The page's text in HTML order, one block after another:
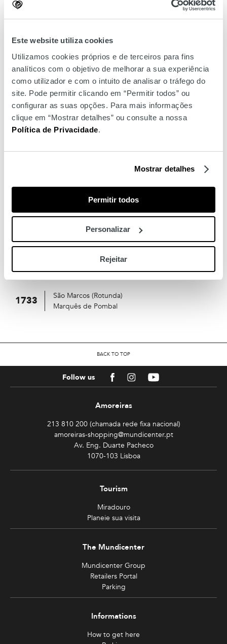
Este website utiliza cookies
Utilizamos cookies próprios e de terceiros para fins
analíticos com o objetivo de melhorar a sua experiência
como utilizador e com o intuito de analisar o tráfego do
site. Pode permitir clicando em “Permitir todos” ou
configurar as suas opções. Para mais informações
clique em “Mostrar detalhes” ou consulte a nossa
Política de Privacidade.
Mostrar detalhes
Permitir todos
Personalizar
Rejeitar
748
753
José Fontana Square (grey zone)
758
Cais do Sodré
Portas de Benfica (blue zone)
774
Campo de Ourique
Gomes Freire (orange zone)
Amoreiras (Shopping Center)
zone)
Amadora (Hospital)
Marquês de Pombal
1724
Linda-a-Velha
Marquês de Pombal
1726
Marquês de Pombal
1733
São Marcos (Rotunda)
Marquês de Pombal
BACK TO TOP
Follow us FacebookInstagramYoutube
Amoreiras
213 810 200 (chamada rede fixa nacional)
amoreiras-shopping@mundicenter.pt
Av. Eng. Duarte Pacheco
1070-103 Lisboa
Tourism
Miradouro
Planeie sua visita
The Mundicenter
Mundicenter Group
Retailers Portal
Parking
Informations
How to get here